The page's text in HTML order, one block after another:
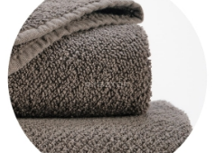
do koszyka